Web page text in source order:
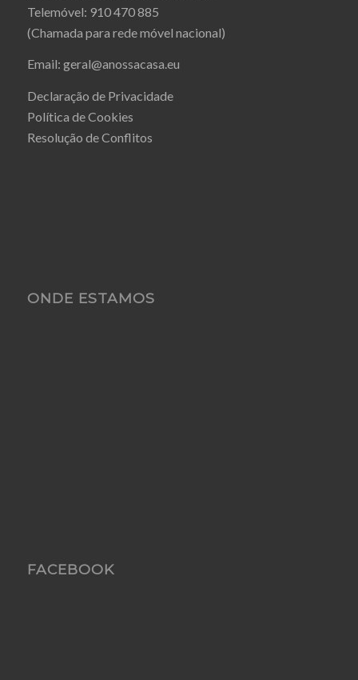
Telemóvel: 910 470 885
(Chamada para rede móvel nacional)
Email: geral@anossacasa.eu
Declaração de Privacidade
Política de Cookies
Resolução de Conflitos
ONDE ESTAMOS
FACEBOOK